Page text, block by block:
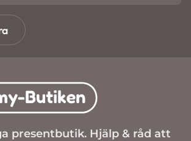
presentbutik. Hjälp & råd att